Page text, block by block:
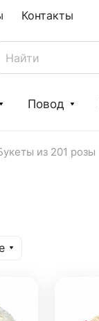
Контакты
Повод
из 201 розы